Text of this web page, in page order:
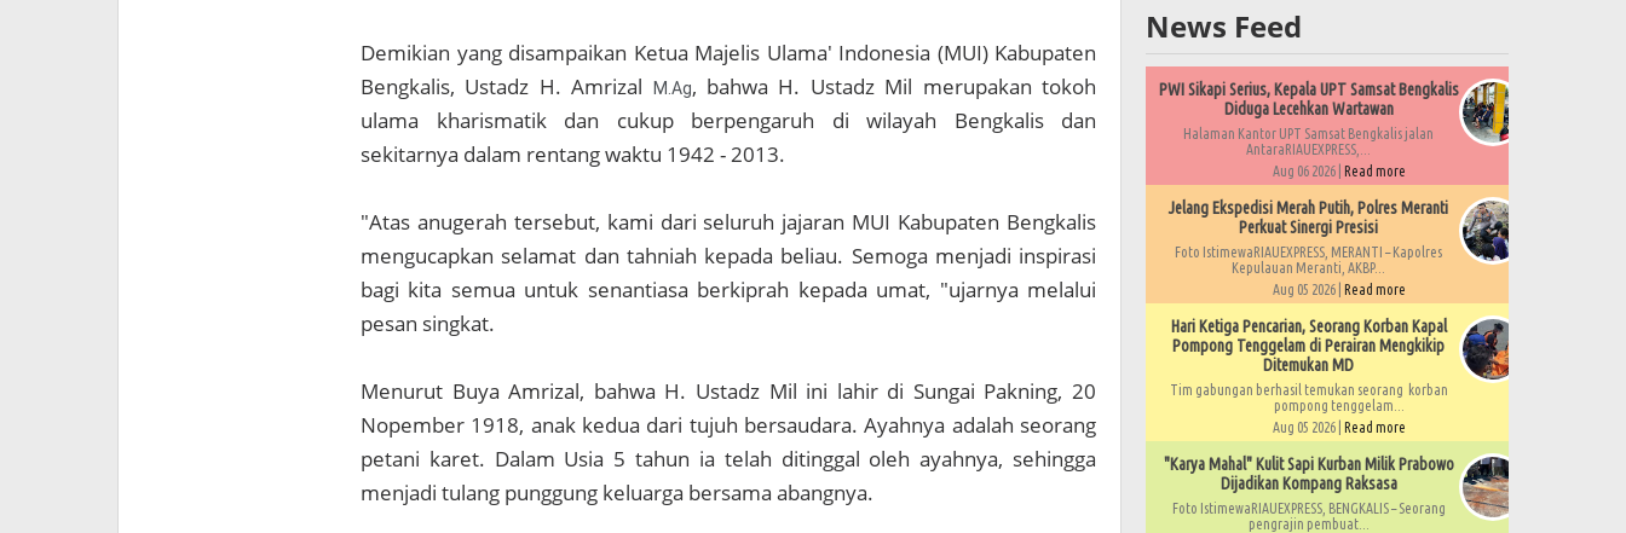
Demikian yang disampaikan Ketua Majelis Ulama' Indonesia (MUI) Kabupaten
Bengkalis, Ustadz H. Amrizal
M.Ag, bahwa H. Ustadz Mil merupakan tokoh
ulama kharismatik dan cukup berpengaruh di wilayah Bengkalis dan
sekitarnya dalam rentang waktu 1942 - 2013.
"Atas anugerah tersebut, kami dari seluruh jajaran MUI Kabupaten Bengkalis
mengucapkan selamat dan tahniah kepada beliau. Semoga menjadi inspirasi
bagi kita semua untuk senantiasa berkiprah kepada umat, "ujarnya melalui
pesan singkat.
Menurut Buya Amrizal, bahwa H. Ustadz Mil ini lahir di Sungai Pakning, 20
Nopember 1918, anak kedua dari tujuh bersaudara. Ayahnya adalah seorang
petani karet. Dalam Usia 5 tahun ia telah ditinggal oleh ayahnya, sehingga
menjadi tulang punggung keluarga bersama abangnya.
News Feed
PWI Sikapi Serius, Kepala UPT Samsat Bengkalis
Diduga Lecehkan Wartawan
Halaman Kantor UPT Samsat Bengkalis jalan
AntaraRIAUEXPRESS,...
Aug 06 2026 | Read more
Jelang Ekspedisi Merah Putih, Polres Meranti
Perkuat Sinergi Presisi
Foto IstimewaRIAUEXPRESS, MERANTI – Kapolres
Kepulauan Meranti, AKBP...
Aug 05 2026 | Read more
Hari Ketiga Pencarian, Seorang Korban Kapal
Pompong Tenggelam di Perairan Mengkikip
Ditemukan MD
Tim gabungan berhasil temukan seorang korban
pompong tenggelam...
Aug 05 2026 | Read more
"Karya Mahal" Kulit Sapi Kurban Milik Prabowo
Dijadikan Kompang Raksasa
Foto IstimewaRIAUEXPRESS, BENGKALIS – Seorang
pengrajin pembuat...